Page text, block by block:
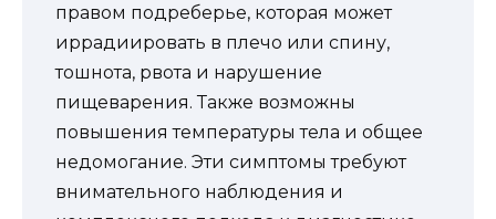
правом подреберье, которая может
иррадиировать в плечо или спину,
тошнота, рвота и нарушение
пищеварения. Также возможны
повышения температуры тела и общее
недомогание. Эти симптомы требуют
внимательного наблюдения и